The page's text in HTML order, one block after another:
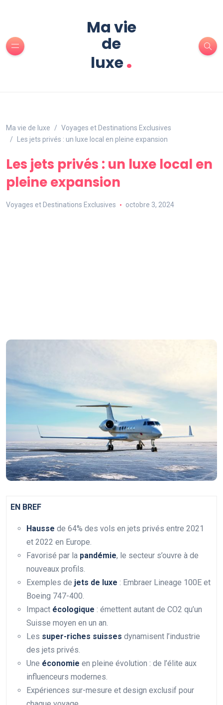
Ma vie
de
luxe.
Ma vie de luxe
Voyages et Destinations Exclusives
Les jets privés : un luxe local en pleine expansion
Les jets privés : un luxe local en
pleine expansion
Voyages et Destinations Exclusives octobre 3, 2024
EN BREF
Hausse de 64% des vols en jets privés entre 2021
et 2022 en Europe.
Favorisé par la pandémie, le secteur s’ouvre à de
nouveaux profils.
Exemples de jets de luxe : Embraer Lineage 100E et
Boeing 747-400.
Impact écologique : émettent autant de CO2 qu’un
Suisse moyen en un an.
Les super-riches suisses dynamisent l’industrie
des jets privés.
Une économie en pleine évolution : de l’élite aux
influenceurs modernes.
Expériences sur-mesure et design exclusif pour